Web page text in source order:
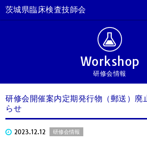
茨城県臨床検査技師会
Workshop
研修会情報
研修会開催案内定期発行物（郵送）廃
らせ
2023.12.12 研修会情報